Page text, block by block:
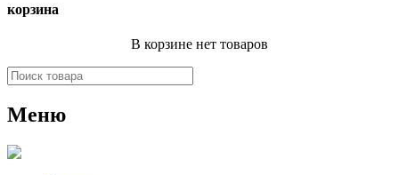
корзина
В корзине нет товаров
Меню